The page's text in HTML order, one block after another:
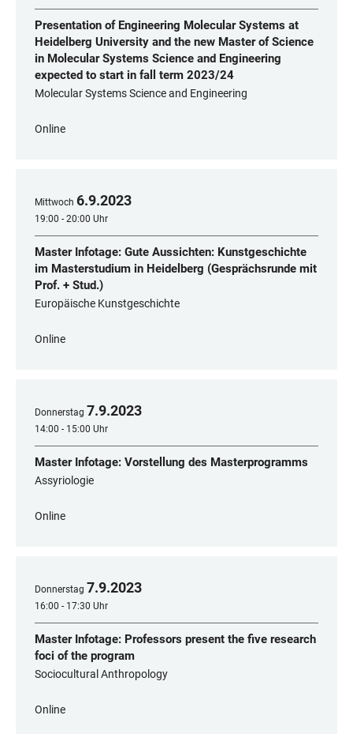
Presentation of Engineering Molecular Systems at
Heidelberg University and the new Master of Science
in Molecular Systems Science and Engineering
expected to start in fall term 2023/24
Molecular Systems Science and Engineering
Online
Mittwoch 6.9.2023
19:00 - 20:00 Uhr
Master Infotage: Gute Aussichten: Kunstgeschichte
im Masterstudium in Heidelberg (Gesprächsrunde mit
Prof. + Stud.)
Europäische Kunstgeschichte
Online
Donnerstag 7.9.2023
14:00 - 15:00 Uhr
Master Infotage: Vorstellung des Masterprogramms
Assyriologie
Online
Donnerstag 7.9.2023
16:00 - 17:30 Uhr
Master Infotage: Professors present the five research
foci of the program
Sociocultural Anthropology
Online